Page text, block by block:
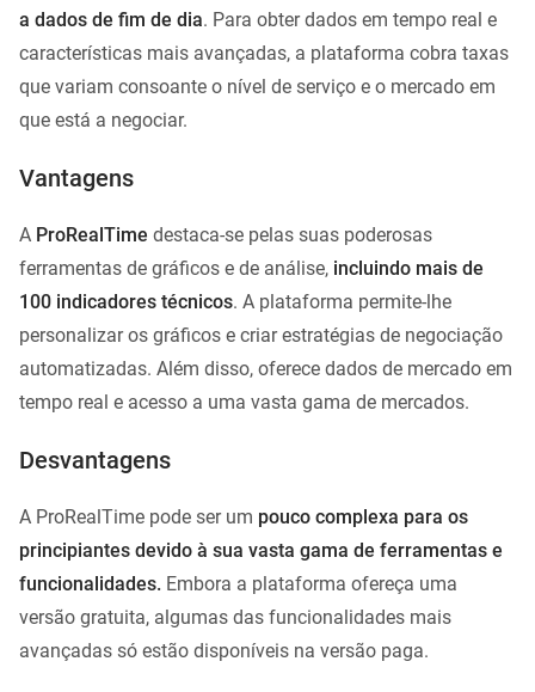
a dados de fim de dia. Para obter dados em tempo real e
características mais avançadas, a plataforma cobra taxas
que variam consoante o nível de serviço e o mercado em
que está a negociar.
Vantagens
A ProRealTime destaca-se pelas suas poderosas
ferramentas de gráficos e de análise, incluindo mais de
100 indicadores técnicos. A plataforma permite-lhe
personalizar os gráficos e criar estratégias de negociação
automatizadas. Além disso, oferece dados de mercado em
tempo real e acesso a uma vasta gama de mercados.
Desvantagens
A ProRealTime pode ser um pouco complexa para os
principiantes devido à sua vasta gama de ferramentas e
funcionalidades. Embora a plataforma ofereça uma
versão gratuita, algumas das funcionalidades mais
avançadas só estão disponíveis na versão paga.